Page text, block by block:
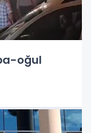
oğul